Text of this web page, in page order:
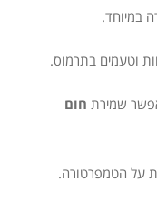
במיוחד.
וטעמים בתרמוס.
שמירת חום
על הטמפרטורה.